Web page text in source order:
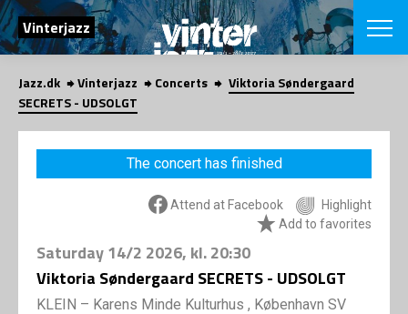
SEARCH
Vinterjazz
Danish
CHOOSE
VINTERJAZZ
Themes
LOCATIONS
Venues &
About us
Contributors
Jazz.dk Vinterjazz Concerts
Viktoria Søndergaard
SECRETS - UDSOLGT
The concert has finished
Attend at Facebook
Highlight
Add to favorites
Saturday14/2 2026, kl. 20:30
Viktoria Søndergaard SECRETS - UDSOLGT
KLEIN – Karens Minde Kulturhus , København SV